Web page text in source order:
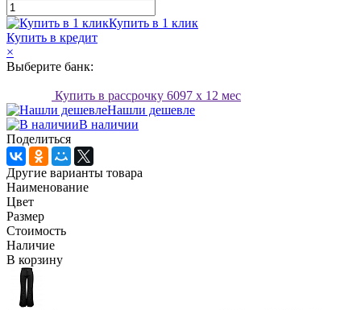
Купить в 1 клик
Купить в кредит
×
Выберите банк:
Купить в рассрочку 6097 x 12 мес
Нашли дешевле
В наличии
Поделиться
Другие варианты товара
Наименование
Цвет
Размер
Стоимость
Наличие
В корзину